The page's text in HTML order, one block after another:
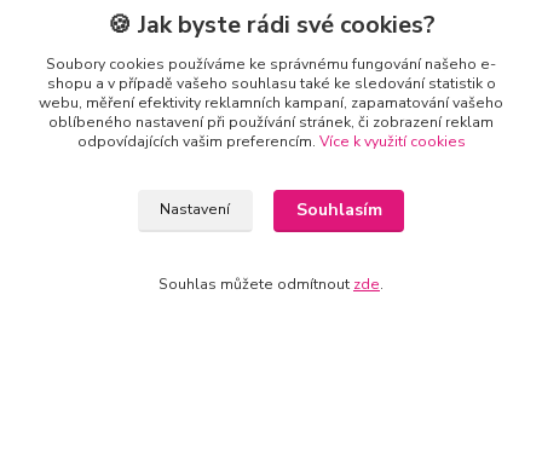
v blízkosti stanice Metra B - Českomoravská
Kontakty
281 916 793
Po-Čt 8-16:30, Pá 8-14:30
🍪 Jak byste rádi své cookies?
Soubory cookies používáme ke správnému fungování našeho e-
shopu a v případě vašeho souhlasu také ke sledování statistik o
webu, měření efektivity reklamních kampaní, zapamatování vašeho
oblíbeného nastavení při používání stránek, či zobrazení reklam
odpovídajících vašim preferencím. Více k využití cookies
Nastavení Souhlasím
Souhlas můžete odmítnout zde.